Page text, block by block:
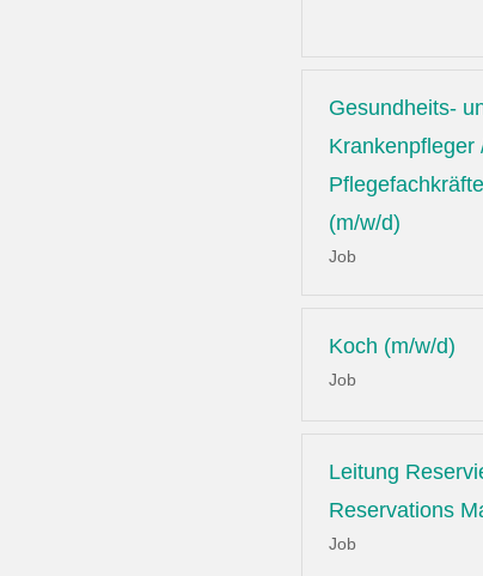
Gesundheits-
Krankenpfleger
(m/w/d)
Job
Koch (m/w/d)
Job
Leitung
Reservations
Job